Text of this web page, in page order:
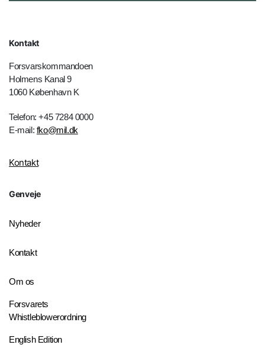
Kontakt
Forsvarskommandoen
Holmens Kanal 9
1060 København K
Telefon: +45 7284 0000
E-mail: fko@mil.dk
Kontakt
Genveje
Nyheder
Kontakt
Om os
Forsvarets
Whistleblowerordning
English Edition